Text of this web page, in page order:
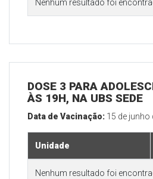
Nenhum resultado foi
DOSE 3 PARA
ÀS 19H, NA UBS SEDE
Data de Vacinação: 15 de junho
Unidade
Nenhum resultado foi